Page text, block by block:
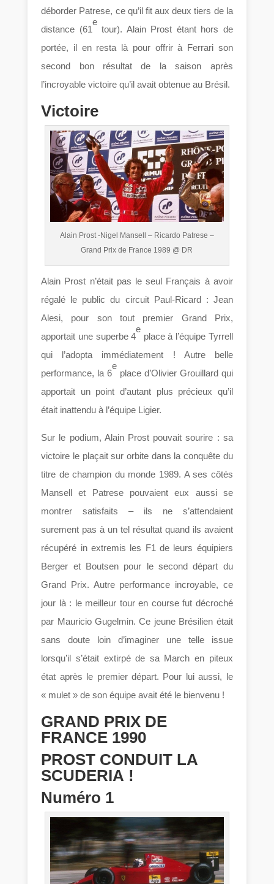
déborder Patrese, ce qu’il fit aux deux tiers de la
distance (61
e
tour). Alain Prost étant hors de
portée, il en resta là pour offrir à Ferrari son
second bon résultat de la saison après
l’incroyable victoire qu’il avait obtenue au Brésil.
Victoire
Alain Prost -Nigel Mansell – Ricardo Patrese –
Grand Prix de France 1989 @ DR
Alain Prost n’était pas le seul Français à avoir
régalé le public du circuit Paul-Ricard : Jean
Alesi, pour son tout premier Grand Prix,
apportait une superbe 4
e
place à l’équipe Tyrrell
qui l’adopta immédiatement ! Autre belle
performance, la 6
e
place d’Olivier Grouillard qui
apportait un point d’autant plus précieux qu’il
était inattendu à l’équipe Ligier.
Sur le podium, Alain Prost pouvait sourire : sa
victoire le plaçait sur orbite dans la conquête du
titre de champion du monde 1989. A ses côtés
Mansell et Patrese pouvaient eux aussi se
montrer satisfaits – ils ne s’attendaient
surement pas à un tel résultat quand ils avaient
récupéré in extremis les F1 de leurs équipiers
Berger et Boutsen pour le second départ du
Grand Prix. Autre performance incroyable, ce
jour là : le meilleur tour en course fut décroché
par Mauricio Gugelmin. Ce jeune Brésilien était
sans doute loin d’imaginer une telle issue
lorsqu’il s’était extirpé de sa March en piteux
état après le premier départ. Pour lui aussi, le
« mulet » de son équipe avait été le bienvenu !
GRAND PRIX DE
FRANCE 1990
PROST CONDUIT LA
SCUDERIA !
Numéro 1